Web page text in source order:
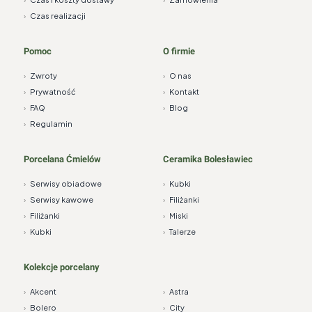
› Czas realizacji
Pomoc
› Zwroty
› Prywatność
› FAQ
› Regulamin
O firmie
› O nas
› Kontakt
› Blog
Porcelana Ćmielów
› Serwisy obiadowe
› Serwisy kawowe
› Filiżanki
› Kubki
Ceramika Bolesławiec
› Kubki
› Filiżanki
› Miski
› Talerze
Kolekcje porcelany
› Akcent › Astra
› Bolero › City